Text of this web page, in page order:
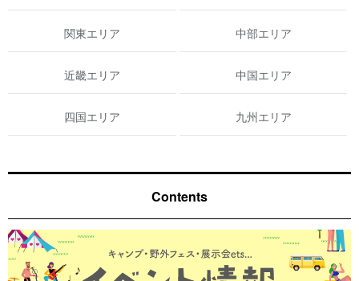
関東エリア 中部エリア
近畿エリア 中国エリア
四国エリア 九州エリア
Contents